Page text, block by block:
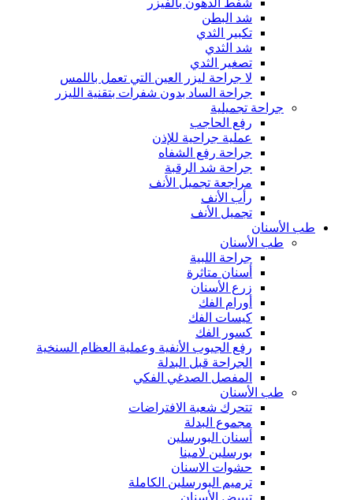
شفط الدهون بالفيزر
شد البطن
تكبير الثدي
شد الثدي
تصغير الثدي
لا جراحة ليزر العين التي تعمل باللمس
جراحة الساد بدون شفرات بتقنية الليزر
جراحة تجميلية
رفع الحاجب
عملية جراحية للإذن
جراحة رفع الشفاه
جراحة شد الرقبة
مراجعة تجميل الأنف
رأب الأنف
تجميل الأنف
طب الأسنان
طب الأسنان
جراحة اللبية
أسنان متاثرة
زرع الأسنان
أورام الفك
كيسات الفك
كسور الفك
رفع الجيوب الأنفية وعملية العظام السنخية
الجراحة قبل البدلة
المفصل الصدغي الفكي
طب الأسنان
تتحرك شعبة الافتراضات
مجموع البدلة
أسنان البورسلين
بورسلين لامينا
حشوات الاسنان
ترميم البورسلين الكاملة